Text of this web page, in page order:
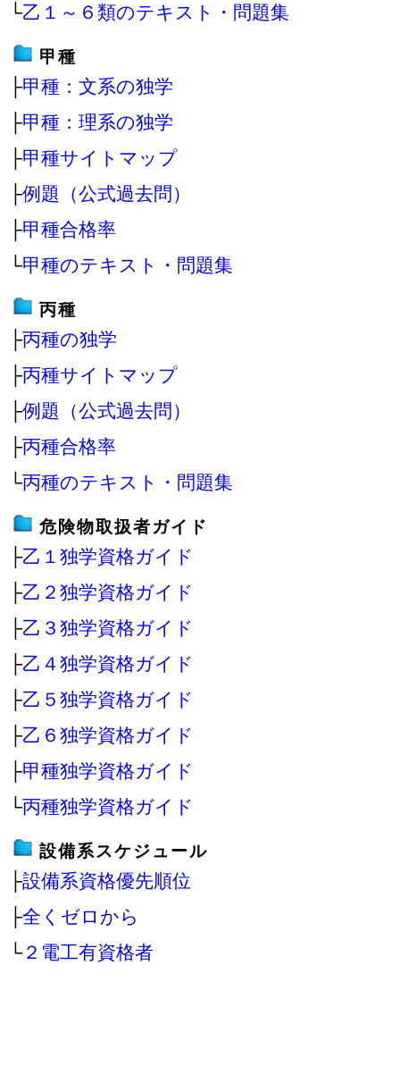
└乙１～６類のテキスト・問題集
甲種
├甲種：文系の独学
├甲種：理系の独学
├甲種サイトマップ
├例題（公式過去問）
├甲種合格率
└甲種のテキスト・問題集
丙種
├丙種の独学
├丙種サイトマップ
├例題（公式過去問）
├丙種合格率
└丙種のテキスト・問題集
危険物取扱者ガイド
├乙１独学資格ガイド
├乙２独学資格ガイド
├乙３独学資格ガイド
├乙４独学資格ガイド
├乙５独学資格ガイド
├乙６独学資格ガイド
├甲種独学資格ガイド
└丙種独学資格ガイド
設備系スケジュール
├設備系資格優先順位
├全くゼロから
└ ２電工有資格者